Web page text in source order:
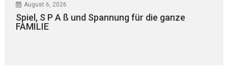
August 6, 2026
Spiel, S P A ß und Spannung für die ganze
FAMILIE